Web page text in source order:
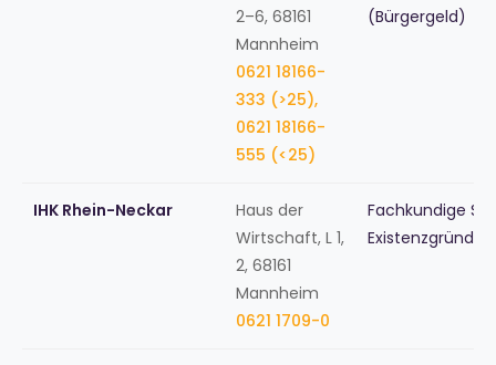
2–6, 68161
Mannheim
0621 18166-
333 (>25),
0621 18166-
555 (<25)
(Bürgergeld)
IHK Rhein-Neckar
Haus der
Wirtschaft, L 1,
2, 68161
Mannheim
0621 1709-0
Fachkundige